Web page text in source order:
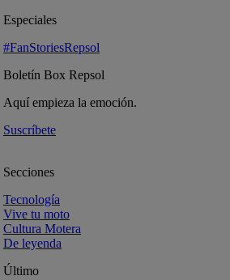
Especiales
#FanStoriesRepsol
Boletín Box Repsol
Aquí empieza la emoción.
Suscríbete
Secciones
Tecnología
Vive tu moto
Cultura Motera
De leyenda
Último